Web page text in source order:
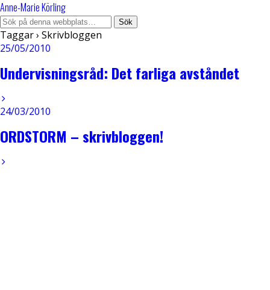
Anne-Marie Körling
Taggar › Skrivbloggen
25/05/2010
Undervisningsråd: Det farliga avståndet
24/03/2010
ORDSTORM – skrivbloggen!